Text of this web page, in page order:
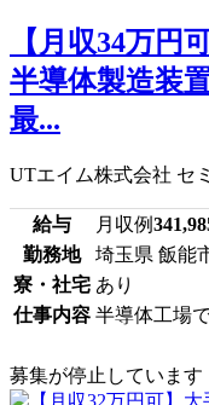
【月収34万円
半導体製造装
最...
UTエイム株式会社 セ
給与 月収例
勤務地
埼玉県 飯能
寮・社宅 あり
仕事内容 半導体工場
募集が停止しています